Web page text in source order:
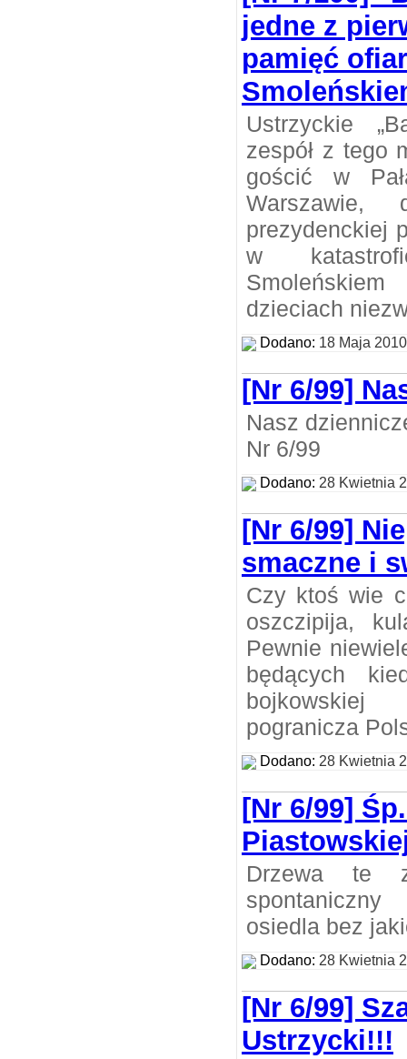
jedne z
pamięć
Ustrzyckie
zespół z tego
gościć w
Warszawie,
prezydenckiej
w
dzieciach
Dodano: 18 Maja 2010
[Nr 6/99]
Nasz
Nr 6/99
Dodano: 28 Kwietnia
[Nr 6/99]
smaczne i
Czy ktoś wie
oszczipija,
Pewnie
będących
pogranicza
Dodano: 28 Kwietnia
[Nr 6/99]
Drzewa te
osiedla bez
Dodano: 28 Kwietnia
[Nr 6/99]
Ustrzycki!!!